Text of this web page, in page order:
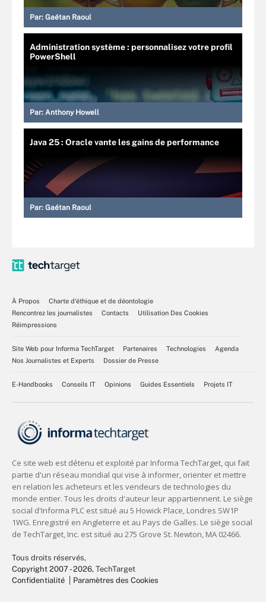
Par: Gaétan Raoul
Administration système : personnalisez votre profil
PowerShell
Par: Anthony Howell
Java 25 : Oracle vante les gains de performance
Par: Gaétan Raoul
À Propos
Charte d’éthique et de déontologie
Rencontrez les journalistes
Contacts
Utilisation Des Cookies
Réimpressions
Site Web pour Informa TechTarget Partenaires Technologies
Agenda
Nos Journalistes et Experts
Dossier de Presse
E-Handbooks Conseils IT Opinions Guides Essentiels Projets IT
Tous droits réservés,
Copyright 2007 - 2026, TechTarget
Confidentialité
Paramètres des Cookies